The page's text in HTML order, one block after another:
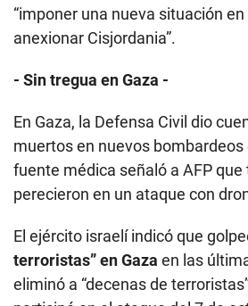
“imponer una nueva situación
anexionar Cisjordania”.
- Sin tregua en Gaza -
En Gaza, la Defensa Civil dio
muertos en nuevos bombardeos
fuente médica señaló a AFP
perecieron en un ataque con
El ejército israelí indicó que
terroristas” en Gaza en las
eliminó a “decenas de